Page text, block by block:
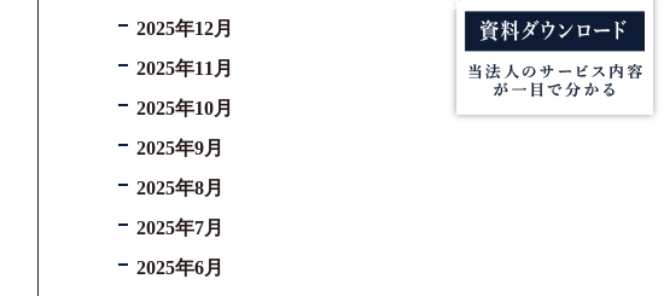
2025年12月
2025年11月
2025年10月
2025年9月
2025年8月
2025年7月
2025年6月